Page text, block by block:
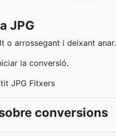
JPG
o arrossegant i deixant anar.
la conversió.
JPG Fitxers
conversions